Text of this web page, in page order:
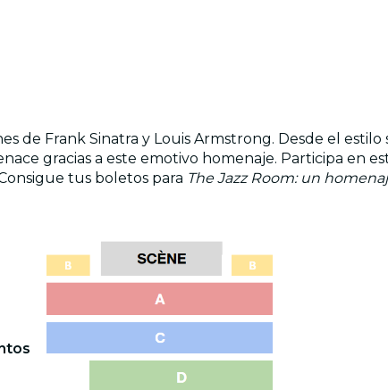
de Frank Sinatra y Louis Armstrong. Desde el
gracias a este emotivo homenaje. Participa en
tus boletos para The Jazz Room: un